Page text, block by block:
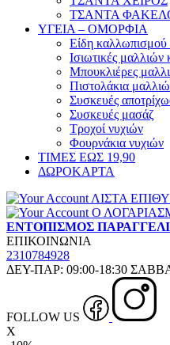
ΤΣΑΝΤΑ
ΥΓΕΙΑ – ΟΜΟΡΦΙΑ
Είδη καλλωπισμού
Ισιωτικές μαλλιών
Μπουκλιέρες
Πιστολάκια
Συσκευές
Συσκευές μασάζ
Τροχοί νυχιών
Φουρνάκια νυχιών
ΤΙΜΕΣ ΕΩΣ 19,90
ΔΩΡΟΚΑΡΤΑ
ΛΙΣΤΑ
Ο
ΕΝΤΟΠΙΣΜΟΣ
ΕΠΙΚΟΙΝΩΝΙΑ
2310784928
ΔΕΥ-ΠΑΡ: 09:00-18:30
FOLLOW US
X